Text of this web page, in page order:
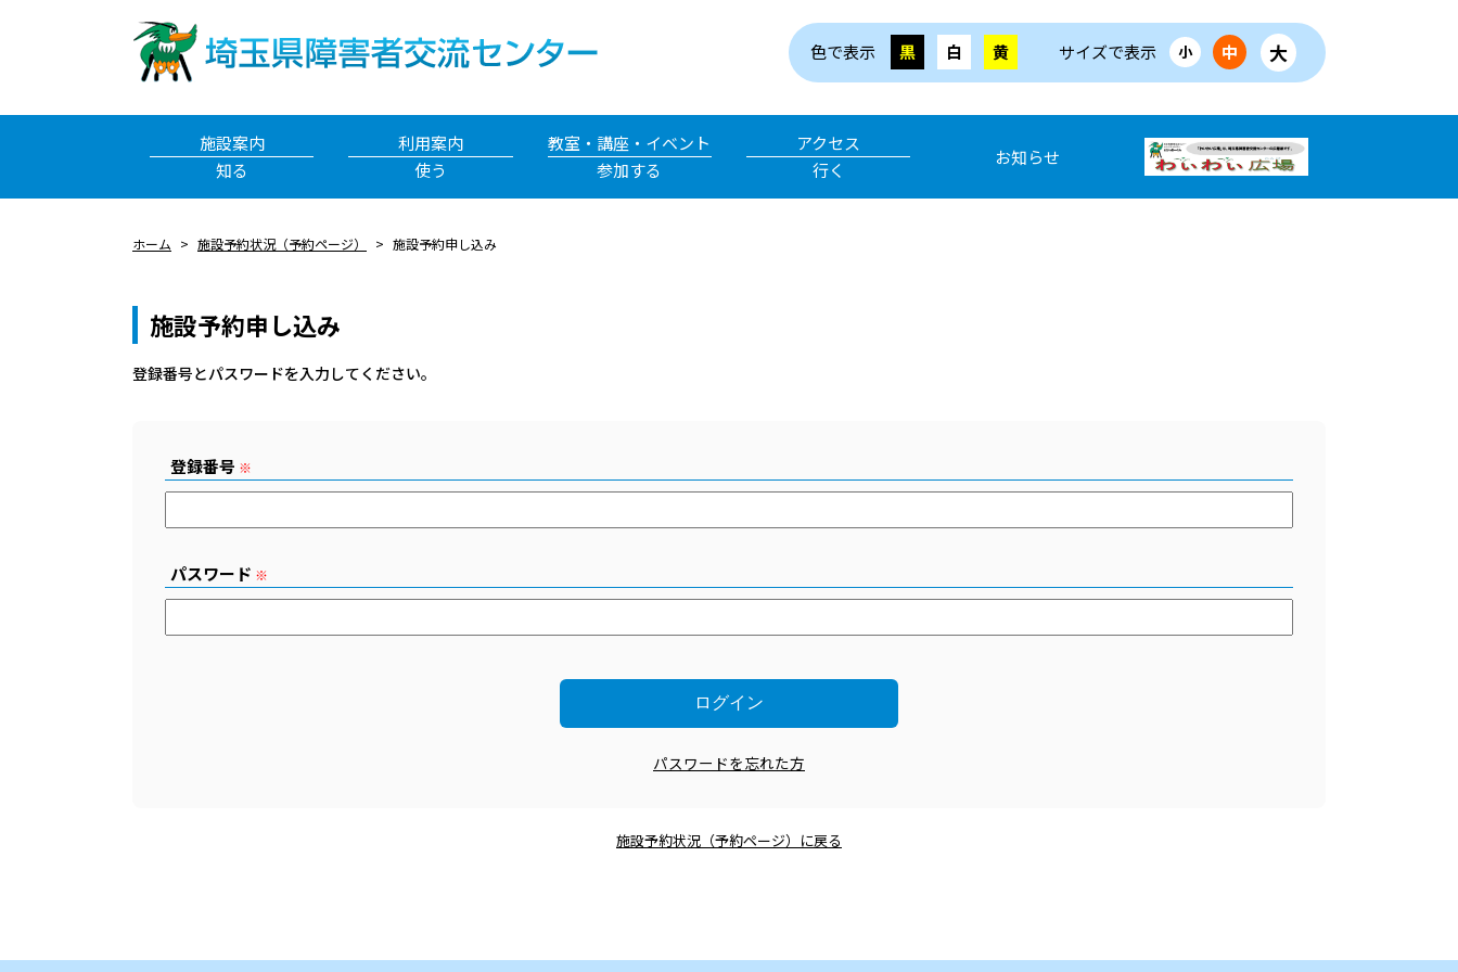
色で表示 黒 白 黄 サイズで表示 小 中 大
施設案内
知る
利用案内
使う
教室・講座・イベント
参加する
アクセス
行く
お知らせ
ホーム 施設予約状況（予約ページ） 施設予約申し込み
施設予約申し込み
登録番号とパスワードを⼊⼒してください。
登録番号 ※
パスワード ※
パスワードを忘れた方
施設予約状況（予約ページ）に戻る